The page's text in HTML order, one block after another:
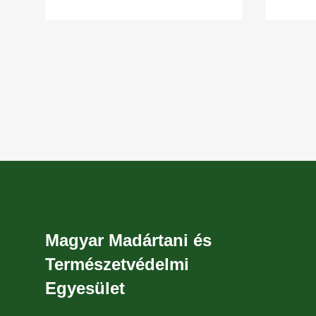
Magyar Madártani és
Természetvédelmi
Egyesület